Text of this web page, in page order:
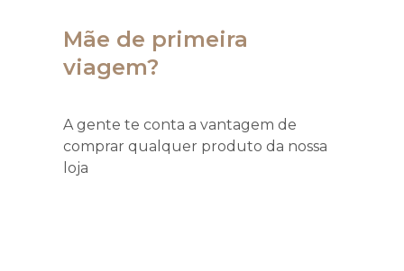
Mãe de primeira
viagem?
A gente te conta a vantagem de
comprar qualquer produto da nossa
loja